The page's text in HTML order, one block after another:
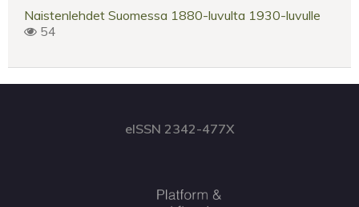
Naistenlehdet Suomessa 1880-luvulta 1930-luvulle
54
eISSN 2342-477X